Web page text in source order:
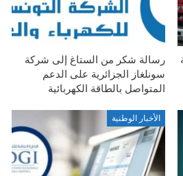
رسالة شكر من الستاغ إلى شركة
سونلغاز الجزائرية على الدعم
المتواصل بالطاقة الكهربائية
الأخبار الوطنية